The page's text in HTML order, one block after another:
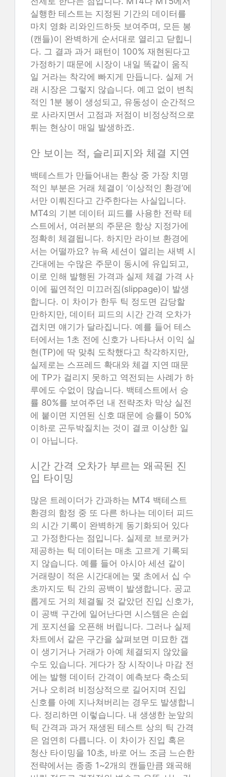
실행한 테스트는 지정된 기간의 데이터를
마치 영화 리와인드하듯 보여주며, 모든 봉
(캔들)이 완벽하게 순서대로 열리고 닫힙니
다. 그 결과 과거 패턴이 100% 재현된다고
가정하기 때문에 시장이 내일 똑같이 움직
일 거라는 착각에 빠지게 만듭니다. 실제 거
래 시장은 그렇지 않습니다. 예고 없이 변칙
적인 1분 봉이 생성되고, 유동성이 순간적으
로 사라지면서 고점과 저점이 비정상적으로
튀는 현상이 매일 발생하죠.
안 보이는 적, 슬리피지와 체결 지연
백테스트가 만들어내는 환상 중 가장 치명
적인 부분은 거래 체결이 ‘이상적인 환경’에
서만 이뤄진다고 간주한다는 사실입니다.
MT4의 기본 데이터 피드를 사용한 전략 테
스트에서, 여러분의 주문은 항상 지정가에
정확히 체결됩니다. 하지만 라이브 환경에
서는 어떨까요? 뉴욕 세션이 열리는 새벽 시
간대에는 수많은 주문이 동시에 유입되고,
이로 인해 발행된 가격과 실제 체결 가격 사
이에 필연적인 미끄러짐(slippage)이 발생
합니다. 이 차이가 한두 틱 정도면 감당할
만하지만, 데이터 피드의 시간 간격 오차가
겹치면 얘기가 달라집니다. 예를 들어 테스
터에서는 1초 전에 신호가 나타나서 이익 실
현(TP)에 딱 맞춰 도착했다고 착각하지만,
실제로는 스프레드 확대와 체결 지연 때문
에 TP가 걸리지 못하고 역전되는 사례가 하
루에도 수없이 많습니다. 백테스트에서 승
률 80%를 보여주던 내 전략조차 막상 실전
에 붙이면 지연된 신호 때문에 승률이 50%
이하로 곤두박질치는 것이 결코 이상한 일
이 아닙니다.
시간 간격 오차가 부르는 왜곡된 진
입 타이밍
많은 트레이더가 간과하는 MT4 백테스트
환경의 함정 중 또 다른 하나는 데이터 피드
의 시간 기록이 완벽하게 동기화되어 있다
고 가정한다는 점입니다. 실제로 브로커가
제공하는 틱 데이터는 매초 고르게 기록되
지 않습니다. 예를 들어 아시아 세션 같이
거래량이 적은 시간대에는 몇 초에서 십 수
초까지도 틱 간의 공백이 발생합니다. 공교
롭게도 거의 체결될 것 같았던 진입 신호가,
이 공백 구간에 일어난다면 시스템은 손쉽
게 포지션을 오픈해 버립니다. 그러나 실제
차트에서 같은 구간을 살펴보면 미묘한 갭
이 생기거나 거래가 아예 체결되지 않았을
수도 있습니다. 게다가 장 시작이나 마감 전
에는 발행 데이터 간격이 예측보다 축소되
거나 오히려 비정상적으로 길어지며 진입
신호를 아예 지나쳐버리는 경우도 발생합니
다. 정리하면 이렇습니다. 내 생생한 눈앞의
틱 간격과 과거 재생된 테스트 상의 틱 간격
은 엄연히 다릅니다. 이 차이가 진입 혹은
청산 타이밍을 10초, 바로 어느 조금 느슨한
전략에서는 종종 1~2개의 캔들만큼 왜곡해